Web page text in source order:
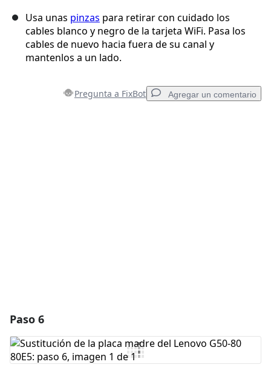
Usa unas pinzas para retirar con cuidado los
cables blanco y negro de la tarjeta WiFi. Pasa los
cables de nuevo hacia fuera de su canal y
mantenlos a un lado.
Pregunta a FixBot Agregar un comentario
Paso 6